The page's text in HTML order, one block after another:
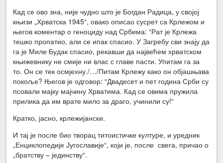
Кад се ово зна, није чудно што је Богдан Радица, у својој
књизи „Хрватска 1945“, овако описао сусрет са Крлежом и
његов коментар о геноциду над Србима: “Рат је Крлежа
тешко пропатио, али се ипак спасио. У Загребу сви знају да
га је Миле Будак спасио, рекавши да највећем хрватском
књижевнику не смије ни влас с главе пасти. Упитам га за
то. Он се тек осмјехну./…/Питам Крлежу како он објашњава
покоље? Његов је одговор: “Двадесет и пет година Срби су
псовали мајку мајчину Хрватима. Кад се овима пружила
прилика да им врате мило за драго, учинили су!“
Кратко, јасно, крлежијански.
И тај је после био творац титоистичке културе, и уредник
„Енциклопедије Југославије“, који је, после свега, причао о
„братству – јединству“.